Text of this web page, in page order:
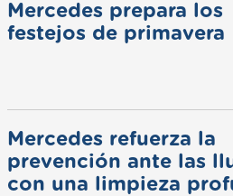
Mercedes prepara los
festejos de primavera
Mercedes refuerza la
prevención ante las
con una limpieza